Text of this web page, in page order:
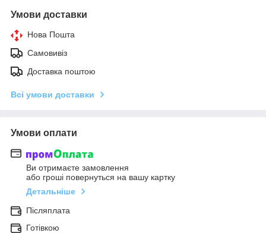
Умови доставки
Нова Пошта
Самовивіз
Доставка поштою
Всі умови доставки
Умови оплати
Ви отримаєте замовлення
або гроші повернуться на вашу картку
Детальніше
Післяплата
Готівкою